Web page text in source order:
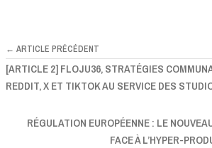
← ARTICLE PRÉCÉDENT
[ARTICLE 2] FLOJU36, STRATÉGIES
REDDIT, X ET TIKTOK AU SERVICE DES
RÉGULATION EUROPÉENNE : LE
FACE À L’HYPER-